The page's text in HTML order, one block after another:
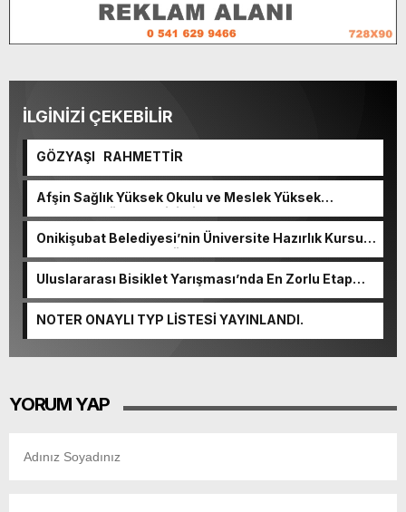
İLGİNİZİ ÇEKEBİLİR
GÖZYAŞI RAHMETTİR
Afşin Sağlık Yüksek Okulu ve Meslek Yüksek
Okulunda görev değişimi!
Onikişubat Belediyesi’nin Üniversite Hazırlık Kursu
başvurularında son gün 7 Ağustos.
Uluslararası Bisiklet Yarışması’nda En Zorlu Etap
NOTER ONAYLI TYP LİSTESİ YAYINLANDI.
YORUM YAP